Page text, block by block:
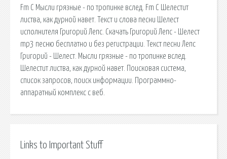
Fm C Мысли грязные - по тропинке вслед. Fm C Шелестит
листва, как дурной навет. Текст и слова песни Шелест
исполнителя Григорий Лепс. Скачать Григорий Лепс - Шелест
mp3 песню бесплатно и без регистрации. Текст песни Лепс
Григорий - Шелест. Мысли грязные - по тропинке вслед.
Шелестит листва, как дурной навет. Поисковая сиcтема,
список запросов, поиск информации. Программно-
аппаратный комплекс с веб.
Links to Important Stuff